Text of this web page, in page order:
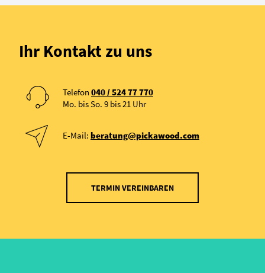
Ihr Kontakt zu uns
Telefon 040 / 524 77 770
Mo. bis So. 9 bis 21 Uhr
E-Mail: beratung@pickawood.com
TERMIN VEREINBAREN